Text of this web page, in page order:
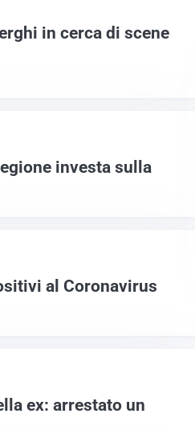
in cerca di scene
investa sulla
al Coronavirus
ex: arrestato un